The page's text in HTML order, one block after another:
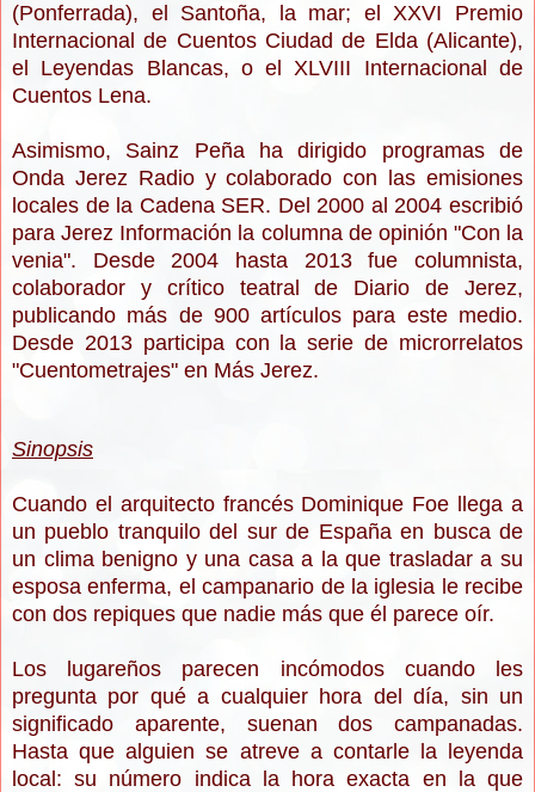
(Ponferrada), el Santoña, la mar; el XXVI Premio
Internacional de Cuentos Ciudad de Elda (Alicante),
el Leyendas Blancas, o el XLVIII Internacional de
Cuentos Lena.
Asimismo, Sainz Peña ha dirigido programas de
Onda Jerez Radio y colaborado con las emisiones
locales de la Cadena SER. Del 2000 al 2004 escribió
para Jerez Información la columna de opinión "Con la
venia". Desde 2004 hasta 2013 fue columnista,
colaborador y crítico teatral de Diario de Jerez,
publicando más de 900 artículos para este medio.
Desde 2013 participa con la serie de microrrelatos
"Cuentometrajes" en Más Jerez.
Sinopsis
Cuando el arquitecto francés Dominique Foe llega a
un pueblo tranquilo del sur de España en busca de
un clima benigno y una casa a la que trasladar a su
esposa enferma, el campanario de la iglesia le recibe
con dos repiques que nadie más que él parece oír.
Los lugareños parecen incómodos cuando les
pregunta por qué a cualquier hora del día, sin un
significado aparente, suenan dos campanadas.
Hasta que alguien se atreve a contarle la leyenda
local: su número indica la hora exacta en la que